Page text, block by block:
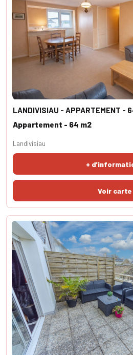
LANDIVISIAU - APPARTEMENT -
Appartement - 64 m2
+
Landivisiau